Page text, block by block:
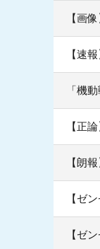
【画
【速
「機
【正
【朗
【ゼ
【ゼ